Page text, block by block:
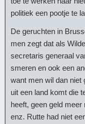
politiek een pootje te
De geruchten in
men zegt dat als
secretaris generaal
smeren en ook een
want men wil dan niet
uit een land komt die
heeft, geen geld
enz. Rutte had niet